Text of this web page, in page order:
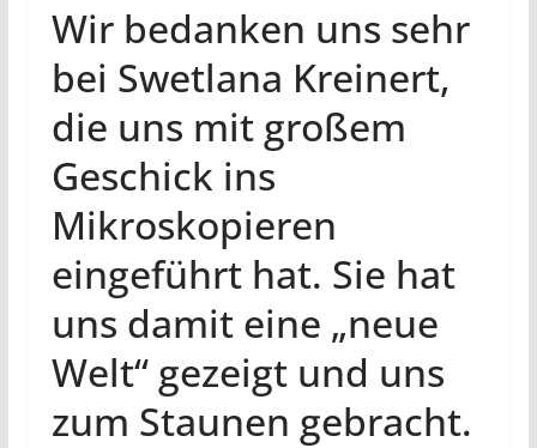
Wir bedanken uns sehr
bei Swetlana Kreinert,
die uns mit großem
Geschick ins
Mikroskopieren
eingeführt hat. Sie hat
uns damit eine „neue
Welt“ gezeigt und uns
zum Staunen gebracht.